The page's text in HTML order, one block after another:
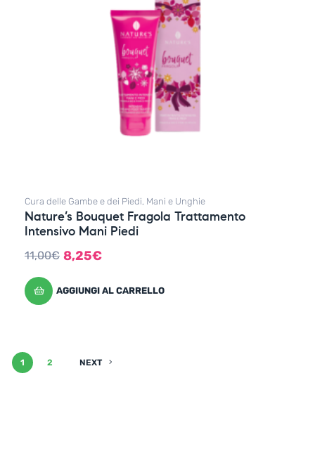
Cura delle Gambe e dei Piedi Mani e Unghie
Nature’s Bouquet Fragola Trattamento
Intensivo Mani Piedi
11,00€ 8,25€
AGGIUNGI AL CARRELLO
1 2 NEXT